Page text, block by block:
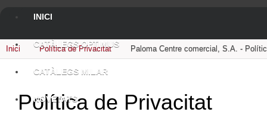
INICI
CATÀLEGS OPTIMUS
CATÀLEGS MILAR
NOVETATS
Inici Política de Privacitat Paloma Centre comercial, S.A. -
Política de Privacitat